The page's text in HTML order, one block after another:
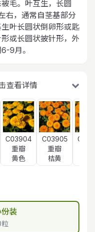
毛。叶互生，长圆
右，通常自茎基部分
叶长圆状倒卵形或匙
或长圆状披针形，外
9月。
查看详情
C03904
重瓣
黄色
C03905
重瓣
桔黄
装